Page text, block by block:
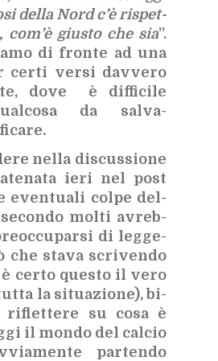
del­la Nord c’è ri­spet­
com’è giu­sto che sia”.
di fron­te ad una
cer­ti ver­si dav­ve­ro
dove è dif­fi­ci­le
da sal­va­
nel­la di­scus­sio­ne
ieri nel post
even­tua­li col­pe del­
mol­ti avreb­
di leg­ge­
che sta­va scri­ven­do
cer­to que­sto il vero
la si­tua­zio­ne), bi­
ri­flet­te­re su cosa è
il mon­do del cal­cio
par­ten­do